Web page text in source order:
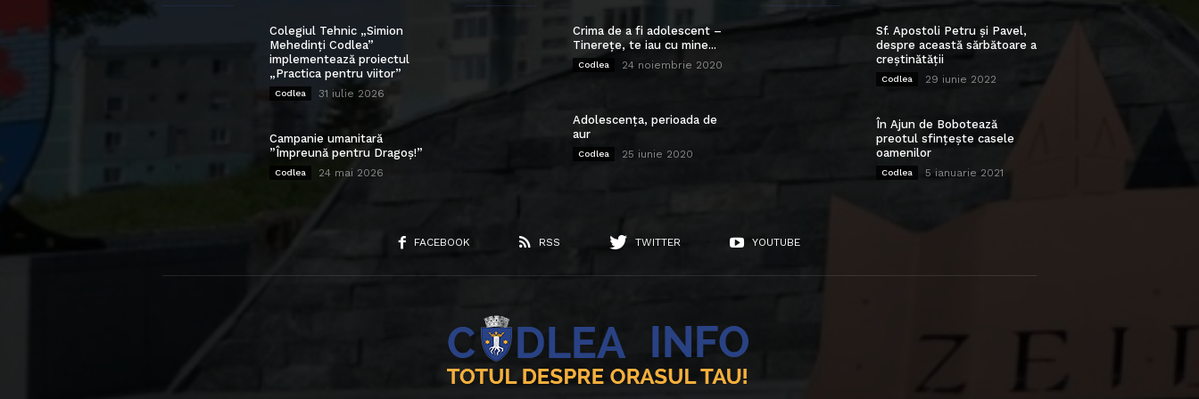
Colegiul Tehnic „Simion
Mehedinți Codlea”
implementează proiectul
„Practica pentru viitor”
Codlea 31 iulie 2026
Campanie umanitară
”Împreună pentru Dragoș!”
Codlea 24 mai 2026
Crima de a fi adolescent –
Tinerețe, te iau cu mine...
Codlea 24 noiembrie 2020
Adolescența, perioada de
aur
Codlea 25 iunie 2020
Sf. Apostoli Petru și Pavel,
despre această sărbătoare a
creștinătății
Codlea 29 iunie 2022
În Ajun de Bobotează
preotul sfințește casele
oamenilor
Codlea 5 ianuarie 2021
FACEBOOK RSS TWITTER YOUTUBE